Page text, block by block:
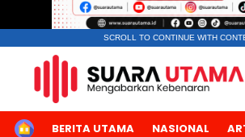
SCROLL TO CONTINUE WITH
HOMEBERITA UTAMA NASIONAL